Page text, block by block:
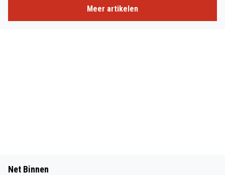
Meer artikelen
Net Binnen